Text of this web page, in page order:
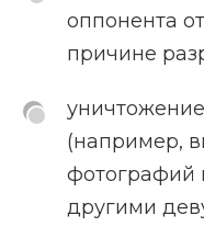
оппонента
причине
(например,
фотографий
другими